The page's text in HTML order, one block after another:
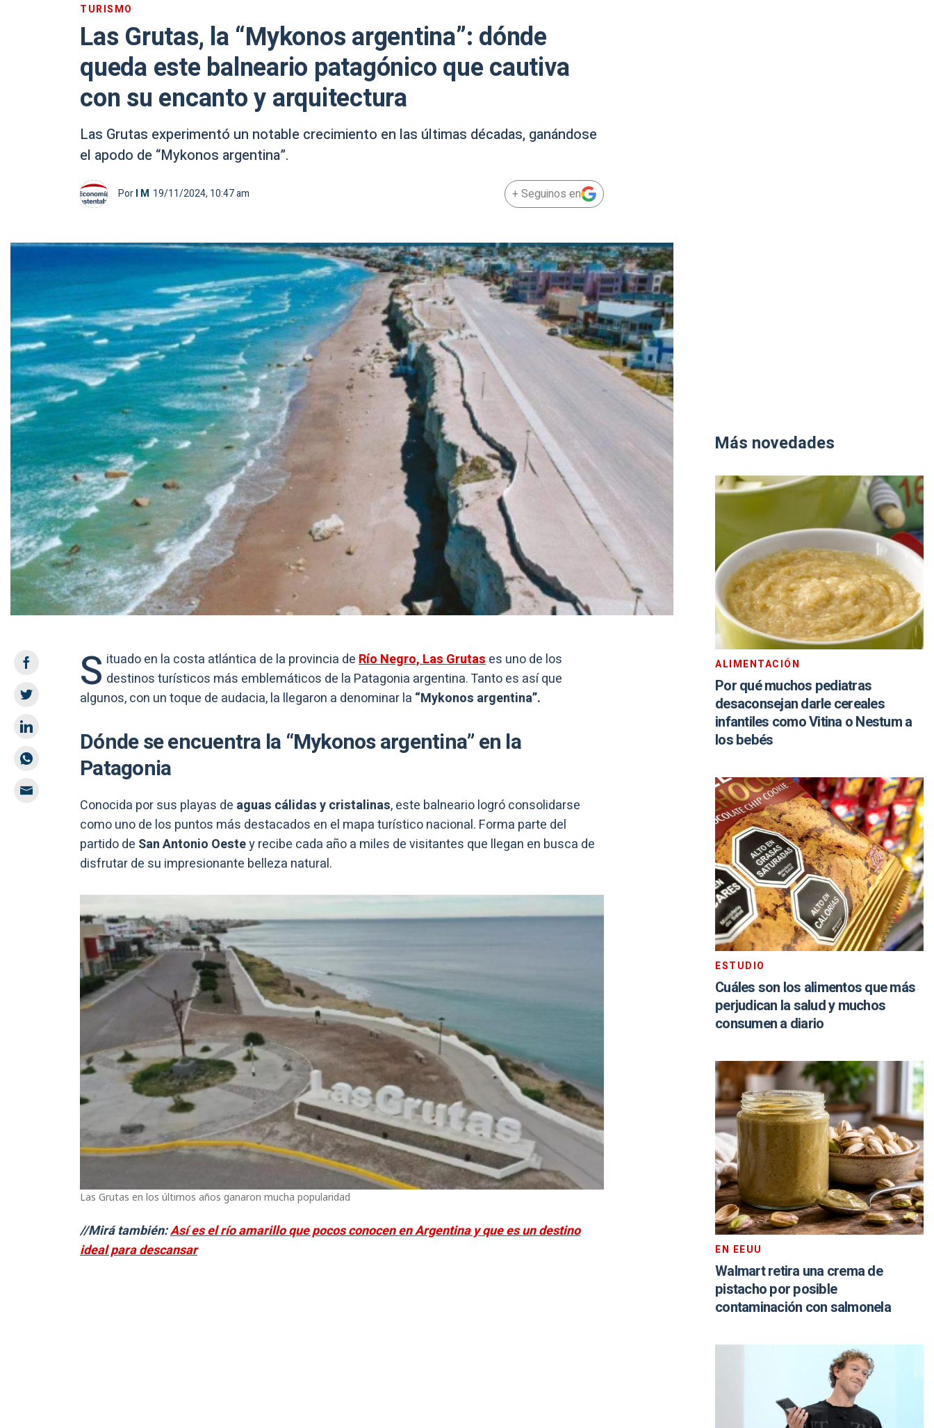
TURISMO
Las Grutas, la “Mykonos argentina”: dónde
queda este balneario patagónico que cautiva
con su encanto y arquitectura
Las Grutas experimentó un notable crecimiento en las últimas décadas, ganándose
el apodo de “Mykonos argentina”.
PorI M 19/11/2024, 10:47 am + Seguinos en
S ituado en la costa atlántica de la provincia deRío Negro, Las Grutases uno de los
destinos turísticos más emblemáticos de la Patagonia argentina. Tanto es así que
algunos, con un toque de audacia, la llegaron a denominar la “Mykonos argentina”.
Dónde se encuentra la “Mykonos argentina” en la
Patagonia
Conocida por sus playas de aguas cálidas y cristalinas, este balneario logró consolidarse
como uno de los puntos más destacados en el mapa turístico nacional. Forma parte del
partido de San Antonio Oestey recibe cada año a miles de visitantes que llegan en busca de
disfrutar de su impresionante belleza natural.
Las Grutas en los últimos años ganaron mucha popularidad
//Mirá también:Así es el río amarillo que pocos conocen en Argentina y que es un destino
ideal para descansar
Más novedades
ALIMENTACIÓN
Por qué muchos pediatras
desaconsejan darle cereales
infantiles como Vitina o Nestum a
los bebés
ESTUDIO
Cuáles son los alimentos que más
perjudican la salud y muchos
consumen a diario
EN EEUU
Walmart retira una crema de
pistacho por posible
contaminación con salmonela